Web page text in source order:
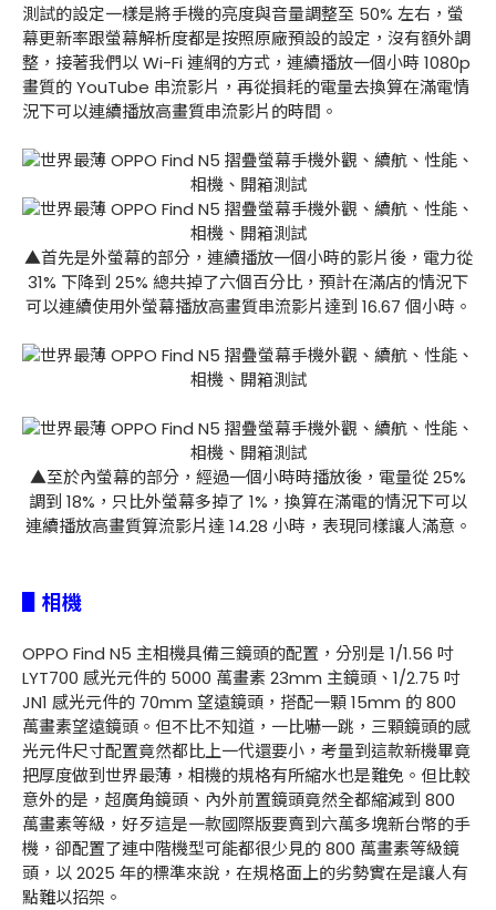
測試的設定一樣是將手機的亮度與音量調整至 50% 左右，螢
幕更新率跟螢幕解析度都是按照原廠預設的設定，沒有額外調
整，接著我們以 Wi-Fi 連網的方式，連續播放一個小時 1080p
畫質的 YouTube 串流影片，再從損耗的電量去換算在滿電情
況下可以連續播放高畫質串流影片的時間。
▲首先是外螢幕的部分，連續播放一個小時的影片後，電力從
31% 下降到 25% 總共掉了六個百分比，預計在滿店的情況下
可以連續使用外螢幕播放高畫質串流影片達到 16.67 個小時。
▲至於內螢幕的部分，經過一個小時時播放後，電量從 25%
調到 18%，只比外螢幕多掉了 1%，換算在滿電的情況下可以
連續播放高畫質算流影片達 14.28 小時，表現同樣讓人滿意。
▋相機
OPPO Find N5 主相機具備三鏡頭的配置，分別是 1/1.56 吋
LYT700 感光元件的 5000 萬畫素 23mm 主鏡頭、1/2.75 吋
JN1 感光元件的 70mm 望遠鏡頭，搭配一顆 15mm 的 800
萬畫素望遠鏡頭。但不比不知道，一比嚇一跳，三顆鏡頭的感
光元件尺寸配置竟然都比上一代還要小，考量到這款新機畢竟
把厚度做到世界最薄，相機的規格有所縮水也是難免。但比較
意外的是，超廣角鏡頭、內外前置鏡頭竟然全都縮減到 800
萬畫素等級，好歹這是一款國際版要賣到六萬多塊新台幣的手
機，卻配置了連中階機型可能都很少見的 800 萬畫素等級鏡
頭，以 2025 年的標準來說，在規格面上的劣勢實在是讓人有
點難以招架。